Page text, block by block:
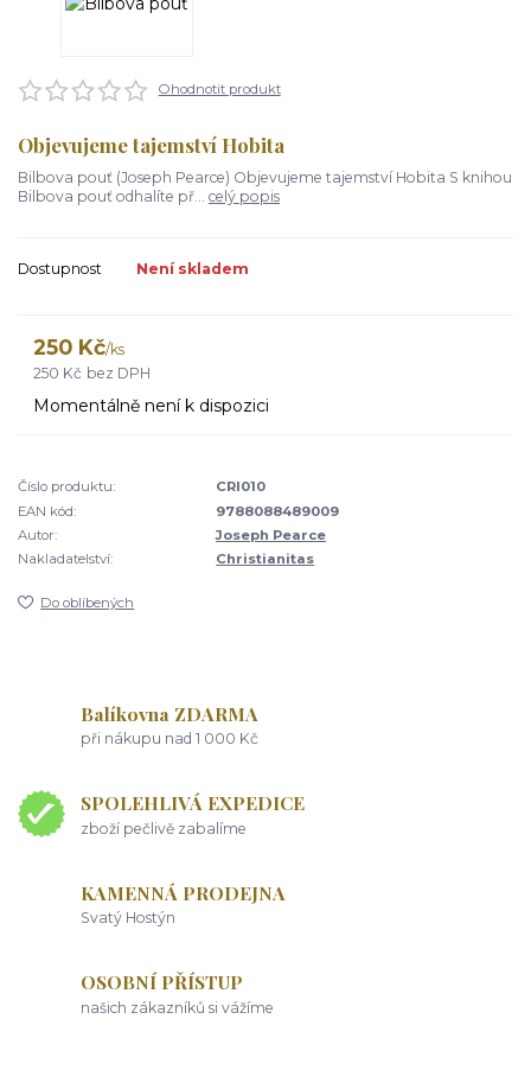
Ohodnotit produkt
Objevujeme tajemství Hobita
Bilbova pouť (Joseph Pearce) Objevujeme tajemství Hobita S knihou
Bilbova pouť odhalíte př... celý popis
Dostupnost Není skladem
250 Kč/ks
250 Kč bez DPH
Momentálně není k dispozici
Číslo produktu:
CRI010
EAN kód:
9788088489009
Autor:
Joseph Pearce
Nakladatelství:
Christianitas
Do oblíbených
Balíkovna ZDARMA
při nákupu nad 1 000 Kč
SPOLEHLIVÁ EXPEDICE
zboží pečlivě zabalíme
KAMENNÁ PRODEJNA
Svatý Hostýn
OSOBNÍ PŘÍSTUP
našich zákazníků si vážíme